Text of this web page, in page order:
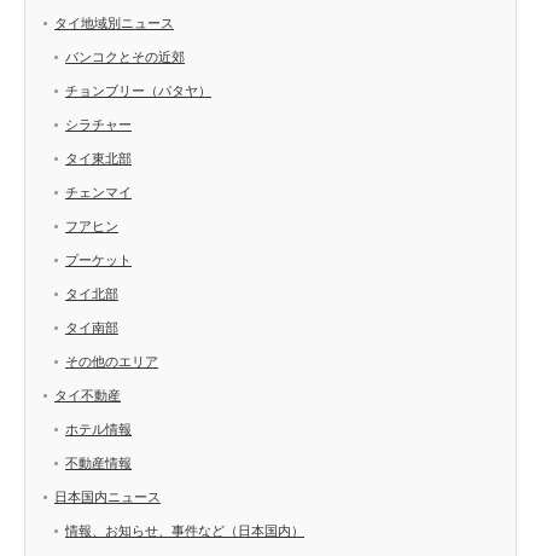
タイ地域別ニュース
バンコクとその近郊
チョンブリー（パタヤ）
シラチャー
タイ東北部
チェンマイ
フアヒン
プーケット
タイ北部
タイ南部
その他のエリア
タイ不動産
ホテル情報
不動産情報
日本国内ニュース
情報、お知らせ、事件など（日本国内）